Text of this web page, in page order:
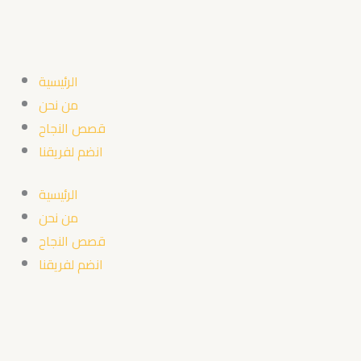
الرئيسية
من نحن
قصص النجاح
انضم لفريقنا
الرئيسية
من نحن
قصص النجاح
انضم لفريقنا